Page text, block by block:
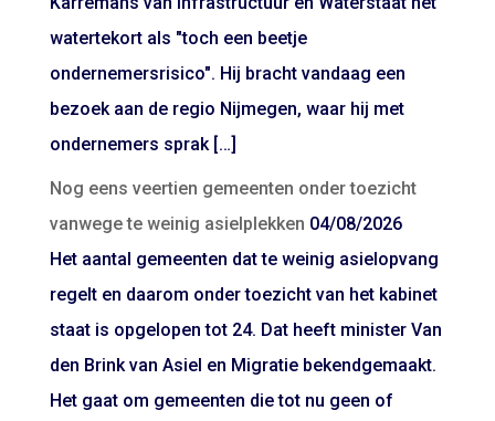
watertekort als "toch een beetje
ondernemersrisico". Hij bracht vandaag een
bezoek aan de regio Nijmegen, waar hij met
ondernemers sprak […]
Nog eens veertien gemeenten onder toezicht
vanwege te weinig asielplekken 04/08/2026
Het aantal gemeenten dat te weinig asielopvang
regelt en daarom onder toezicht van het kabinet
staat is opgelopen tot 24. Dat heeft minister Van
den Brink van Asiel en Migratie bekendgemaakt.
Het gaat om gemeenten die tot nu geen of